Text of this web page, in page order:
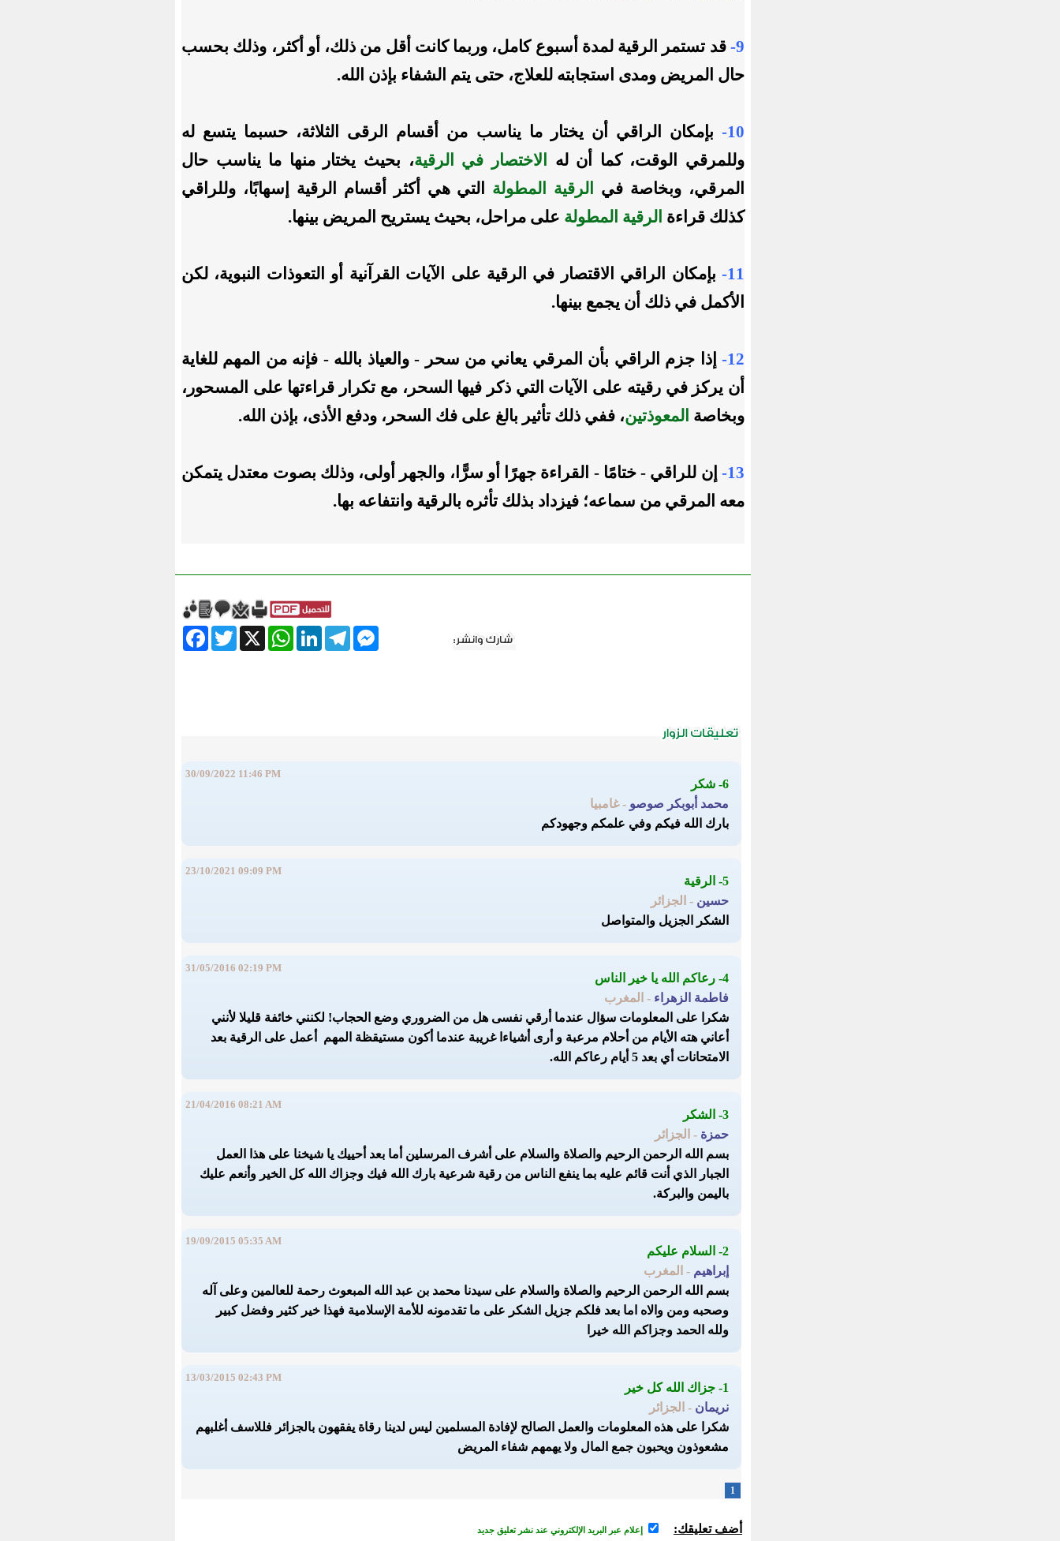
9- قد تستمر الرقية لمدة أسبوع كامل، وربما كانت أقل من ذلك، أو أكثر، وذلك بحسب
حال المريض ومدى استجابته للعلاج، حتى يتم الشفاء بإذن الله.
10-
بإمكان الراقي أن يختار ما يناسب من أقسام الرقى الثلاثة، حسبما يتسع له
وللمرقي الوقت، كما أن له
الاختصار في الرقية، بحيث يختار منها ما يناسب حال
المرقي، وبخاصة في
الرقية المطولة التي هي أكثر أقسام الرقية إسهابًا، وللراقي
كذلك قراءة الرقية المطولة على مراحل، بحيث يستريح المريض بينها.
11-
بإمكان الراقي الاقتصار في الرقية على الآيات القرآنية أو التعوذات النبوية، لكن
الأكمل في ذلك أن يجمع بينها.
12-
إذا جزم الراقي بأن المرقي يعاني من سحر - والعياذ بالله - فإنه من المهم للغاية
أن يركز في رقيته على الآيات التي ذكر فيها السحر، مع تكرار قراءتها على المسحور،
وبخاصة المعوذتين، ففي ذلك تأثير بالغ على فك السحر، ودفع الأذى، بإذن الله.
13-
إن للراقي - ختامًا - القراءة جهرًا أو سرًّا، والجهر أولى، وذلك بصوت معتدل يتمكن
معه المرقي من سماعه؛ فيزداد بذلك تأثره بالرقية وانتفاعه بها.
FacebookTwitter X
WhatsAppLinkedInTelegram
Messenger
6- شكر
محمد أبوبكر صوصو - غامبيا
30/09/2022 11:46 PM
بارك الله فيكم وفي علمكم وجهودكم
5- الرقية
حسين - الجزائر
23/10/2021 09:09 PM
الشكر الجزيل والمتواصل
4- رعاكم الله يا خير الناس
فاطمة الزهراء - المغرب
31/05/2016 02:19 PM
شكرا على المعلومات سؤال عندما أرقي نفسى هل من الضروري وضع الحجاب! لكنني خائفة قليلا لأنني
أعاني هته الأيام من أحلام مرعبة و أرى أشياءا غريبة عندما أكون مستيقظة المهم أعمل على الرقية بعد
الامتحانات أي بعد 5 أيام رعاكم الله.
3- الشكر
حمزة - الجزائر
21/04/2016 08:21 AM
بسم الله الرحمن الرحيم والصلاة والسلام على أشرف المرسلين أما بعد أحييك يا شيخنا على هذا العمل
الجبار الذي أنت قائم عليه بما ينفع الناس من رقية شرعية بارك الله فيك وجزاك الله كل الخير وأنعم عليك
باليمن والبركة.
2- السلام عليكم
إبراهيم - المغرب
19/09/2015 05:35 AM
بسم الله الرحمن الرحيم والصلاة والسلام على سيدنا محمد بن عبد الله المبعوث رحمة للعالمين وعلى آله
وصحبه ومن والاه اما بعد فلكم جزيل الشكر على ما تقدمونه للأمة الإسلامية فهذا خير كثير وفضل كبير
ولله الحمد وجزاكم الله خيرا
1- جزاك الله كل خير
نريمان - الجزائر
13/03/2015 02:43 PM
شكرا على هذه المعلومات والعمل الصالح لإفادة المسلمين ليس لدينا رقاة يفقهون بالجزائر فللاسف أغلبهم
مشعوذون ويحبون جمع المال ولا يهمهم شفاء المريض
1
أضف تعليقك: إعلام عبر البريد الإلكتروني عند نشر تعليق جديد